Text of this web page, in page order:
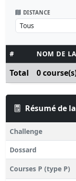
DISTANCE
# NOM DE
Total 0
Résumé de
Challenge
Dossard
Courses P (type P)